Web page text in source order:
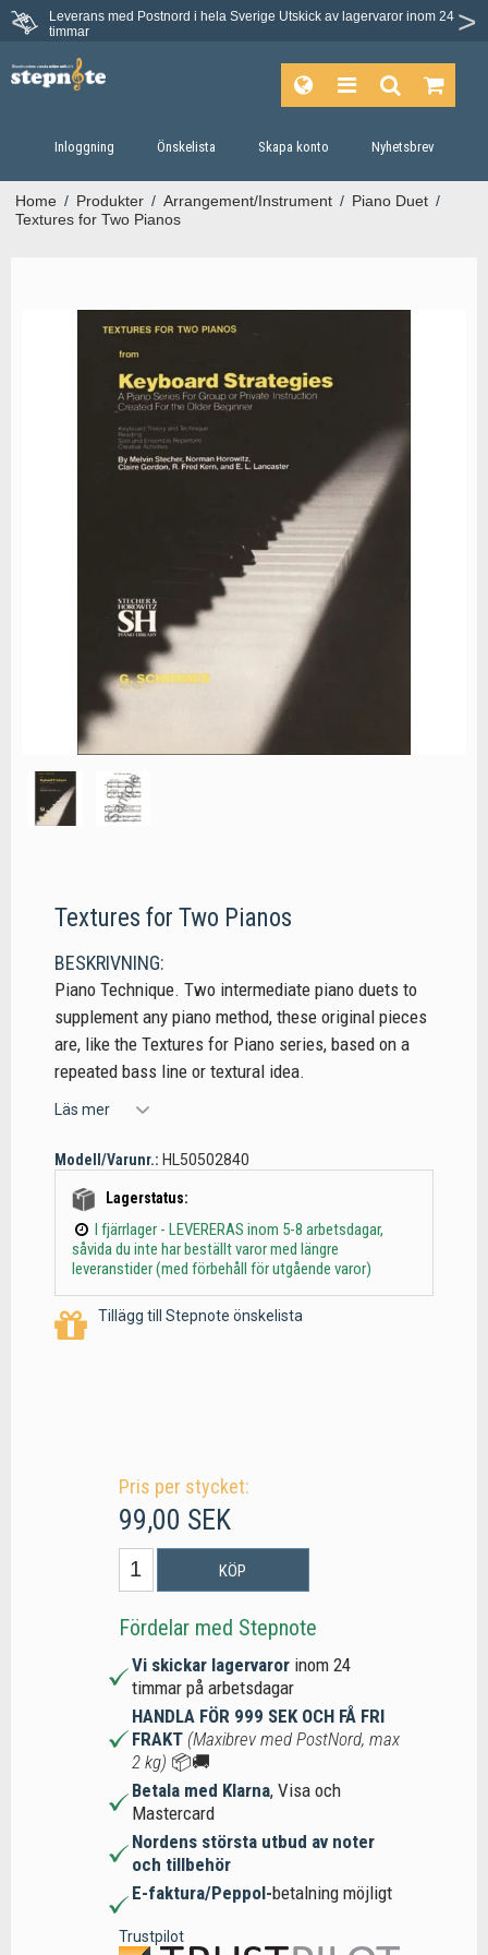
Leverans med Postnord i hela Sverige Utskick av lagervaror inom 24
timmar
Inloggning Önskelista Skapa konto Nyhetsbrev
Home / Produkter / Arrangement/Instrument / Piano Duet /
Textures for Two Pianos
Textures for Two Pianos
BESKRIVNING:
Piano Technique. Two intermediate piano duets to
supplement any piano method, these original pieces
are, like the Textures for Piano series, based on a
repeated bass line or textural idea.
Läs mer
Modell/Varunr.: HL50502840
Lagerstatus:
I fjärrlager - LEVERERAS inom 5-8 arbetsdagar,
såvida du inte har beställt varor med längre
leveranstider (med förbehåll för utgående varor)
Tillägg till Stepnote önskelista
Pris per stycket:
99,00 SEK
KÖP
Fördelar med Stepnote
Vi skickar lagervaror inom 24
timmar på arbetsdagar
HANDLA FÖR 999 SEK OCH FÅ FRI
FRAKT (Maxibrev med PostNord, max
2 kg) 📦🚚
Betala med Klarna, Visa och
Mastercard
Nordens största utbud av noter
och tillbehör
E-faktura/Peppol-betalning möjligt
Trustpilot